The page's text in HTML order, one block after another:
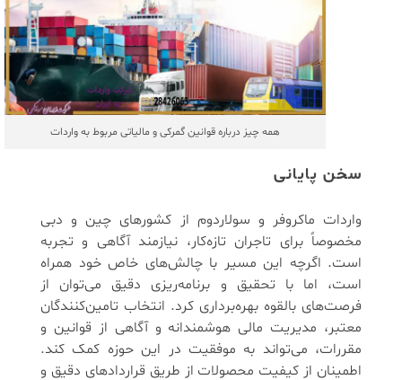
همه چیز درباره قوانین گمرکی و مالیاتی مربوط به واردات
سخن پایانی
واردات ماکروفر و سولاردوم از کشورهای چین و دبی
مخصوصاً برای تاجران تازه‌کار، نیازمند آگاهی و تجربه
است. اگرچه این مسیر با چالش‌های خاص خود همراه
است، اما با تحقیق و برنامه‌ریزی دقیق می‌توان از
فرصت‌های بالقوه بهره‌برداری کرد. انتخاب تامین‌کنندگان
معتبر، مدیریت مالی هوشمندانه و آگاهی از قوانین و
مقررات، می‌تواند به موفقیت در این حوزه کمک کند.
اطمینان از کیفیت محصولات از طریق قراردادهای دقیق و